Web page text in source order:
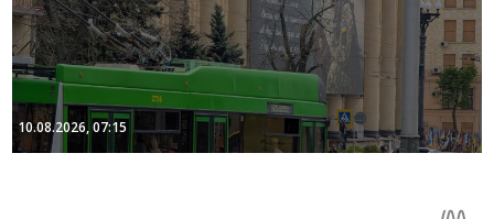
10.08.2026, 07:15